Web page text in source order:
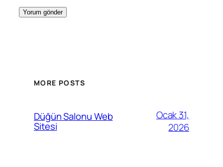
MORE POSTS
Düğün Salonu Web
Sitesi
Ocak 31,
2026